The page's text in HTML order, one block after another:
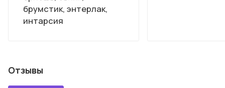
брумстик, энтерлак,
интарсия
Отзывы